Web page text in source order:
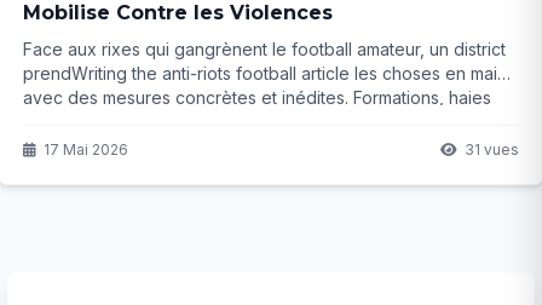
Mobilise Contre les Violences
Face aux rixes qui gangrènent le football amateur, un district
prendWriting the anti-riots football article les choses en main
avec des mesures concrètes et inédites. Formations, haies
changer la donne ? La suite risque de vous surprendre...
17 Mai 2026 31 vues